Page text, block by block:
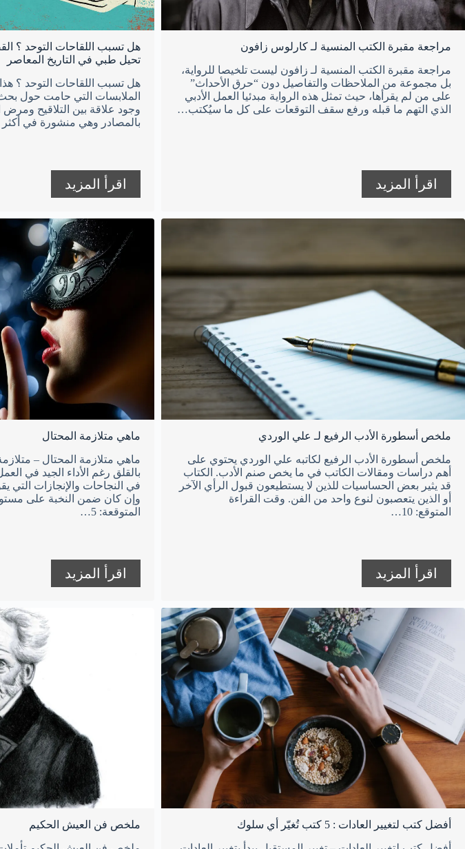
مراجعة مقبرة الكتب المنسية لـ كارلوس زافون
مراجعة مقبرة الكتب المنسية لـ زافون ليست تلخيصا للرواية،
بل مجموعة من الملاحظات والتفاصيل دون “حرق الأحداث”
على من لم يقرأها، حيث تمثل هذه الرواية مبدئيا العمل الأدبي
الذي التهم ما قبله ورفع سقف التوقعات على كل ما سيُكتب…
اقرأ المزيد
هل تسبب اللقاحات التوحد ؟
تحيل طبي في التاريخ المعاصر
هل تسبب اللقاحات التوحد ؟
الملابسات التي حامت حول
وجود علاقة بين التلاقيح ومرض
بالمصادر وهي منشورة في أكثر
اقرأ المزيد
ملخص أسطورة الأدب الرفيع لـ علي الوردي
ملخص أسطورة الأدب الرفيع لكاتبه علي الوردي يحتوي على
أهم دراسات ومقالات الكاتب في ما يخص صنم الأدب. الكتاب
قد يثير بعض الحساسيات للذين لا يستطيعون قبول الرأي الآخر
أو الذين يتعصبون لنوع واحد من الفن. وقت القراءة
المتوقع: 10…
اقرأ المزيد
ماهي متلازمة المحتال
ماهي متلازمة المحتال –
بالقلق رغم الأداء الجيد في
في النجاحات والإنجازات التي
وإن كان ضمن النخبة على
المتوقعة: 5…
اقرأ المزيد
أفضل كتب لتغيير العادات : 5 كتب تُغيّر أي سلوك
ملخص فن العيش الحكيم